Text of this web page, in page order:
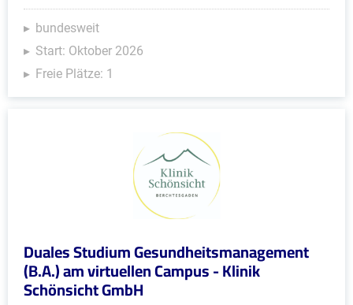
bundesweit
Start: Oktober 2026
Freie Plätze: 1
Duales Studium Gesundheitsmanagement
(B.A.) am virtuellen Campus - Klinik
Schönsicht GmbH